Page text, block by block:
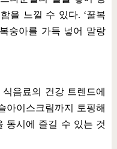
을 느낄 수 있다. ‘꿀복
숭아를 가득 넣어 말랑
식음료의 건강 트렌드에
아이스크림까지 토핑해
동시에 즐길 수 있는 것